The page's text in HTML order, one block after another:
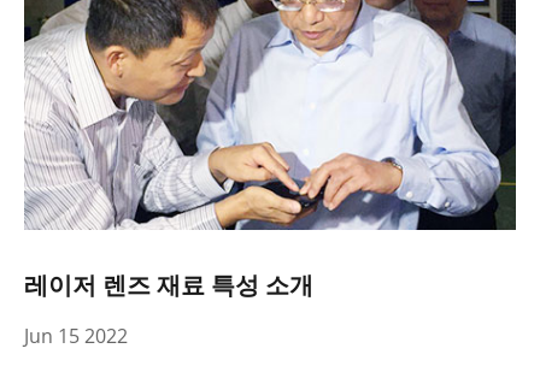
레이저 렌즈 재료 특성 소개
Jun 15 2022